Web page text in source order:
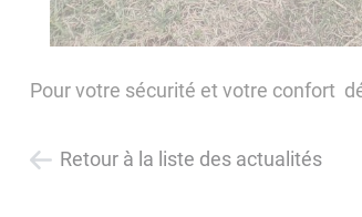
Pour votre sécurité et votre confort
Retour à la liste des actualités